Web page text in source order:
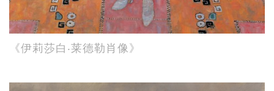
《伊莉莎白‧莱德勒肖像》